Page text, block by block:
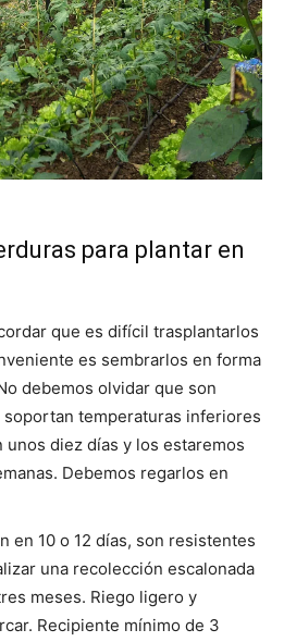
para plantar en
que es difícil trasplantarlos
es sembrarlos en forma
debemos olvidar que son
temperaturas inferiores
unos diez días y los estaremos
Debemos regarlos en
en 10 o 12 días, son resistentes
una recolección escalonada
meses. Riego ligero y
Recipiente mínimo de 3